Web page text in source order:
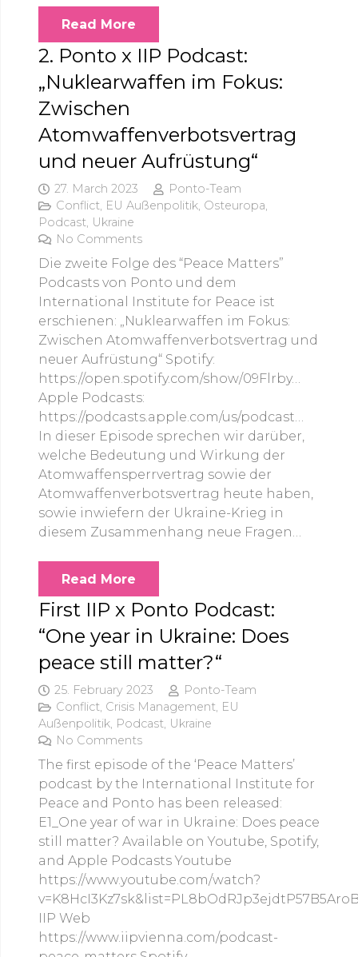
Read More
2. Ponto x IIP Podcast:
„Nuklearwaffen im Fokus:
Zwischen
Atomwaffenverbotsvertrag
und neuer Aufrüstung“
27. March 2023
Ponto-Team
Conflict, EU Außenpolitik, Osteuropa,
Podcast, Ukraine
No Comments
Die zweite Folge des “Peace Matters”
Podcasts von Ponto und dem
International Institute for Peace ist
erschienen: „Nuklearwaffen im Fokus:
Zwischen Atomwaffenverbotsvertrag und
neuer Aufrüstung“ Spotify:
https://open.spotify.com/show/09Flrby…
Apple Podcasts:
https://podcasts.apple.com/us/podcast…
In dieser Episode sprechen wir darüber,
welche Bedeutung und Wirkung der
Atomwaffensperrvertrag sowie der
Atomwaffenverbotsvertrag heute haben,
sowie inwiefern der Ukraine-Krieg in
diesem Zusammenhang neue Fragen…
Read More
First IIP x Ponto Podcast:
“One year in Ukraine: Does
peace still matter?“
25. February 2023
Ponto-Team
Conflict, Crisis Management, EU
Außenpolitik, Podcast, Ukraine
No Comments
The first episode of the ‘Peace Matters’
podcast by the International Institute for
Peace and Ponto has been released:
E1_One year of war in Ukraine: Does peace
still matter? Available on Youtube, Spotify,
and Apple Podcasts Youtube
https://www.youtube.com/watch?
IIP Web
https://www.iipvienna.com/podcast-